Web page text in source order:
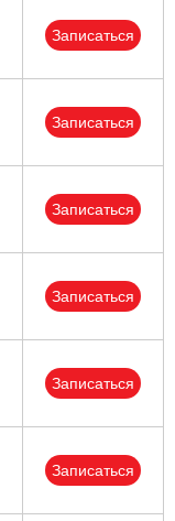
Записаться
Записаться
Записаться
Записаться
Записаться
Записаться